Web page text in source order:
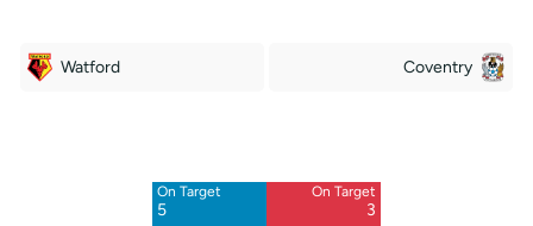
Watford Coventry
On Target
5
On Target
3